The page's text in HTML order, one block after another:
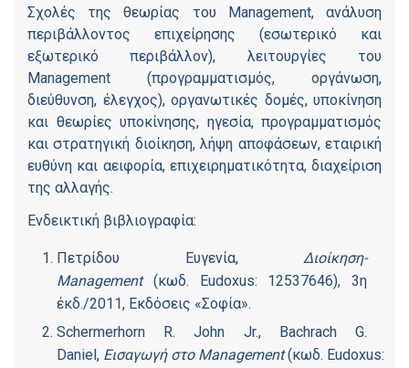
Σχολές της θεωρίας του Management, ανάλυση
περιβάλλοντος επιχείρησης (εσωτερικό και
εξωτερικό περιβάλλον), λειτουργίες του
Management (προγραμματισμός, οργάνωση,
διεύθυνση, έλεγχος), οργανωτικές δομές, υποκίνηση
και θεωρίες υποκίνησης, ηγεσία, προγραμματισμός
και στρατηγική διοίκηση, λήψη αποφάσεων, εταιρική
ευθύνη και αειφορία, επιχειρηματικότητα, διαχείριση
της αλλαγής.
Ενδεικτική βιβλιογραφία:
Πετρίδου Ευγενία, Διοίκηση-
Management(κωδ. Eudoxus: 12537646), 3η
έκδ./2011, Εκδόσεις «Σοφία».
Schermerhorn R. John Jr., Bachrach G.
Daniel, Εισαγωγή στοManagement(κωδ. Eudoxus: